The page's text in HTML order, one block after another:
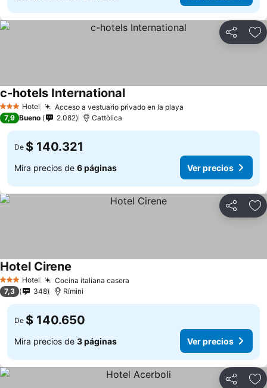
Compartir
3 Estrellas
Hotel Acceso a vestuario privado en la playa
c-hotels International
7,9 Bueno 2.082 Cattòlica
De $ 140.321
Mira precios de 6 páginas Ver precios
Compartir
3 Estrellas
Hotel Cocina italiana casera
Hotel Cirene
7,3 348 Rímini
De $ 140.650
Mira precios de 3 páginas Ver precios
Compartir